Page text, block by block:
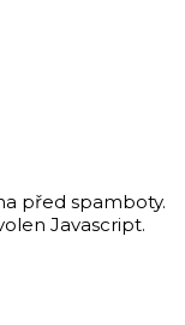
před spamboty.
Javascript.